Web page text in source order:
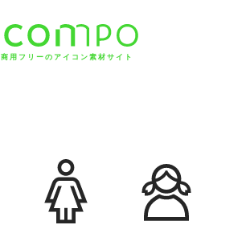
商用フリーのアイコン素材サイト